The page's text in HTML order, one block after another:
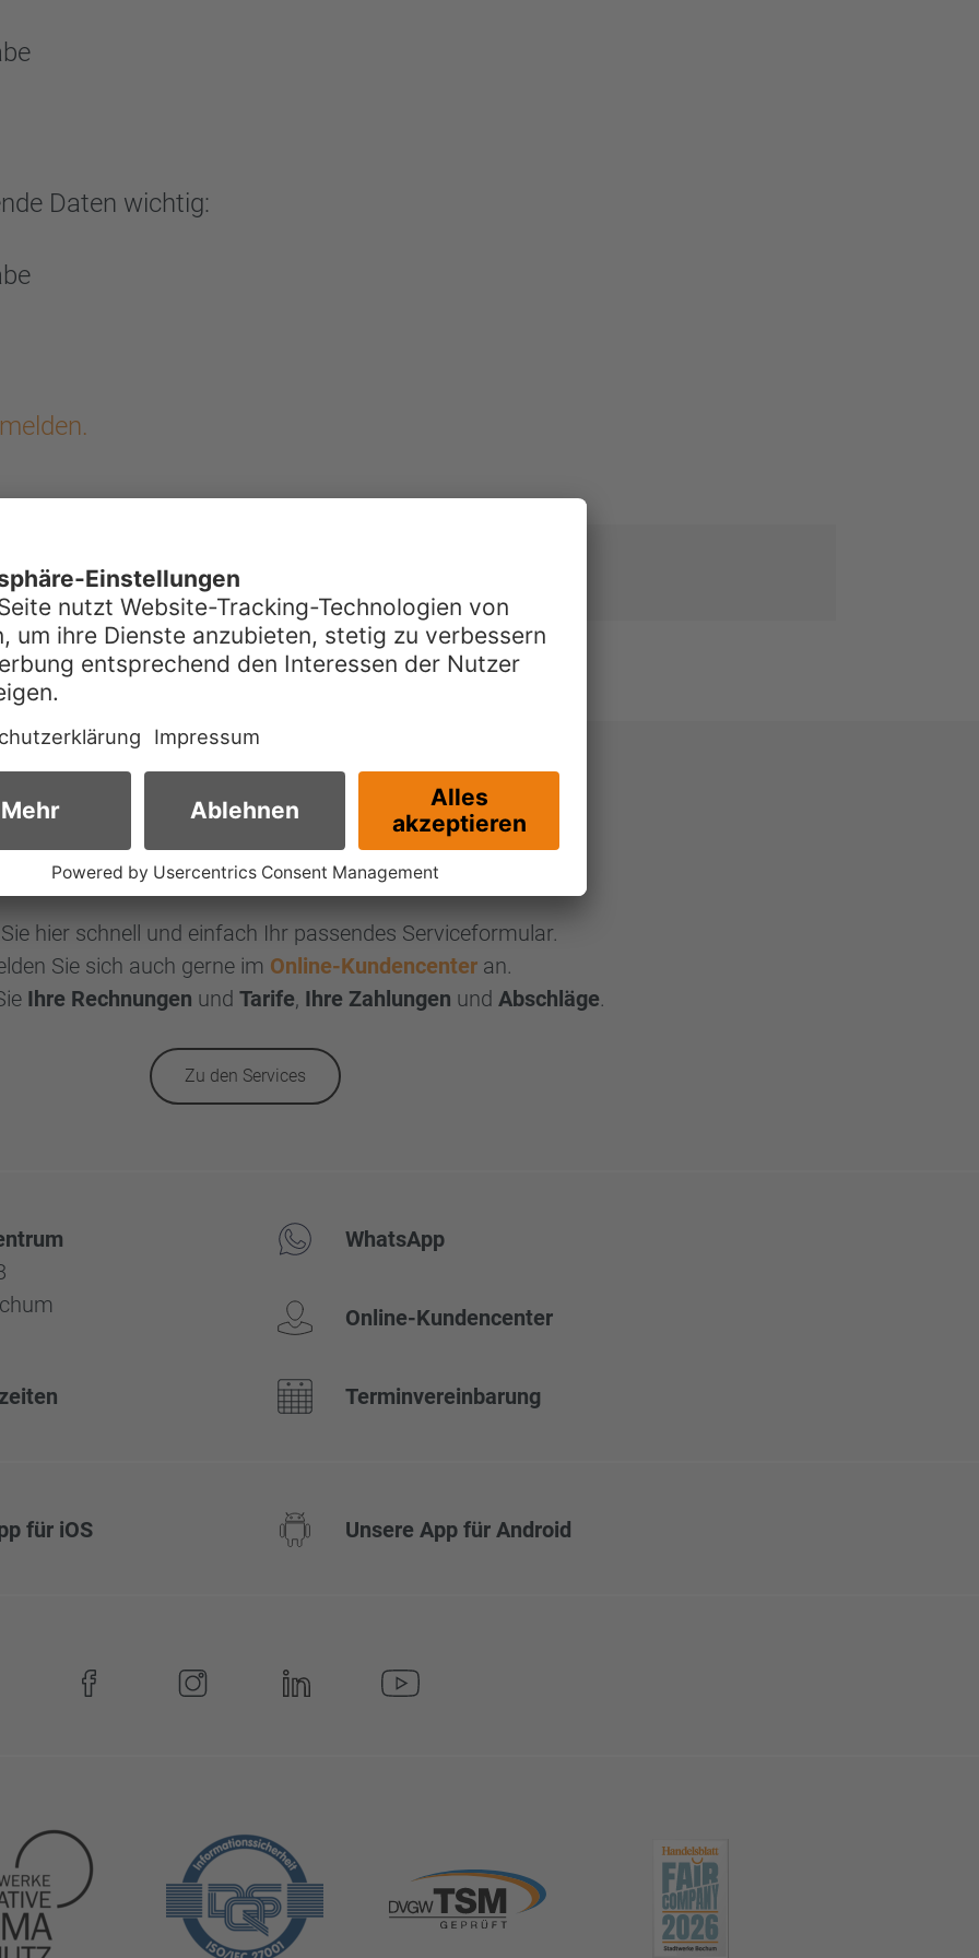
Daten wichtig:
Kundenservice
hier schnell und einfach Ihr passendes Serviceformular.
Sie sich auch gerne im Online-Kundencenter an.
Ihre Rechnungen und Tarife, Ihre Zahlungen und Abschläge.
Zu den Services
WhatsApp
Online-Kundencenter
Terminvereinbarung
für iOS Unsere App für Android